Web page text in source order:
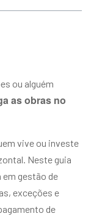
ou alguém
as obras no
vive ou investe
Neste guia
gestão de
exceções e
de